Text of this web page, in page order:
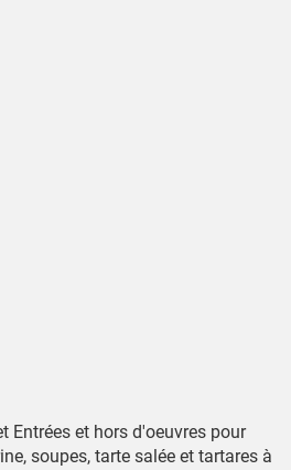
Entrées et hors d'oeuvres pour
soupes, tarte salée et tartares à